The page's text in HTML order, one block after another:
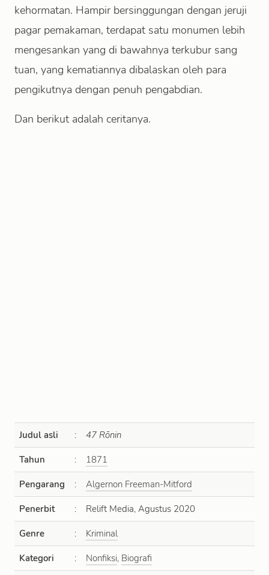
kehormatan. Hampir bersinggungan dengan jeruji
pagar pemakaman, terdapat satu monumen lebih
mengesankan yang di bawahnya terkubur sang
tuan, yang kematiannya dibalaskan oleh para
pengikutnya dengan penuh pengabdian.
Dan berikut adalah ceritanya.
Judul asli : 47 Rōnin
Tahun : 1871
Pengarang : Algernon Freeman-Mitford
Penerbit : Relift Media, Agustus 2020
Genre : Kriminal
Kategori : Nonfiksi, Biografi